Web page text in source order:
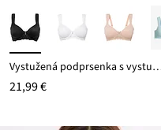
Vystužená podprsenka s
21,99 €